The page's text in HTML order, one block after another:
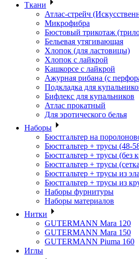
Ткани
Атлас-стрейч
Микрофибра
Бюстовый трикотаж
Бельевая утягивающая
Хлопок (для ластовицы)
Хлопок с лайкрой
Кашкорсе с лайкрой
Ажурная рибана (с
Подкладка для
Бифлекс для купальников
Атлас прокатный
Для эротического белья
Наборы
Бюстгальтер на
Бюстгальтер + трусы (48-
Бюстгальтер + трусы (без
Бюстгальтер + трусы
Бюстгальтер + трусы из
Бюстгальтер + трусы из
Наборы фурнитуры
Наборы материалов
Нитки
GUTERMANN Mara 120
GUTERMANN Mara 150
GUTERMANN Piuma 160
Иглы